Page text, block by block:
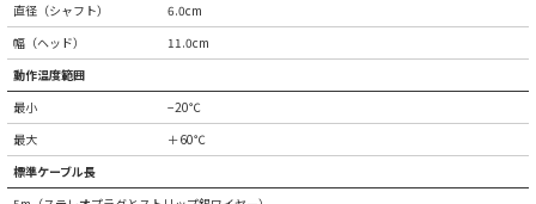
直径（シャフト）
6.0cm
幅（ヘッド）
11.0cm
動作温度範囲
最小
−20℃
最大
＋60℃
標準ケーブル長